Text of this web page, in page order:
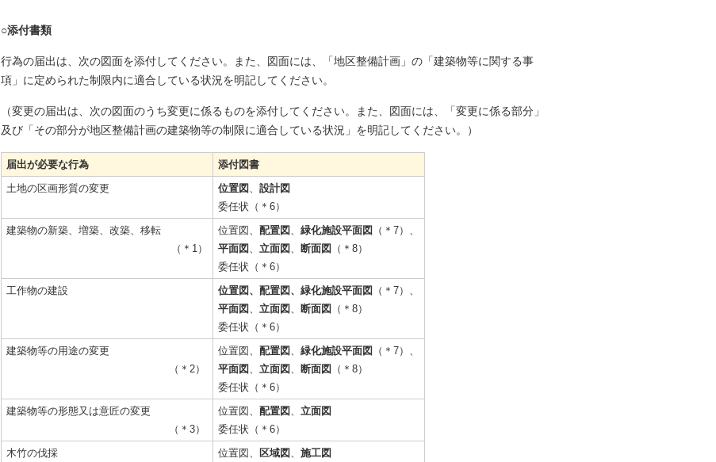
○添付書類
行為の届出は、次の図面を添付してください。また、図面には、「地区整備計画」の「建築物等に関する事
項」に定められた制限内に適合している状況を明記してください。
（変更の届出は、次の図面のうち変更に係るものを添付してください。また、図面には、「変更に係る部分」
及び「その部分が地区整備計画の建築物等の制限に適合している状況」を明記してください。）
届出が必要な行為
添付図書
土地の区画形質の変更
位置図 、 設計図
委任状（＊6）
建築物の新築、増築、改築、移転
（＊1）
位置図、 配置図 、 緑化施設平面図
（＊7）、
平面図 、 立面図 、 断面図
（＊8）
委任状（＊6）
工作物の建設
位置図、配置図、緑化施設平面図
（＊7）、
平面図 、 立面図 、 断面図
（＊8）
委任状（＊6）
建築物等の用途の変更
（＊2）
位置図、 配置図 、 緑化施設平面図
（＊7）、
平面図 、 立面図 、 断面図
（＊8）
委任状（＊6）
建築物等の形態又は意匠の変更
（＊3）
位置図、 配置図 、 立面図
委任状（＊6）
木竹の伐採
位置図、 区域図 、 施工図